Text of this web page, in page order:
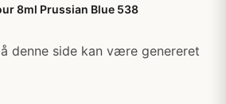
8ml Prussian Blue 538
denne side kan være genereret